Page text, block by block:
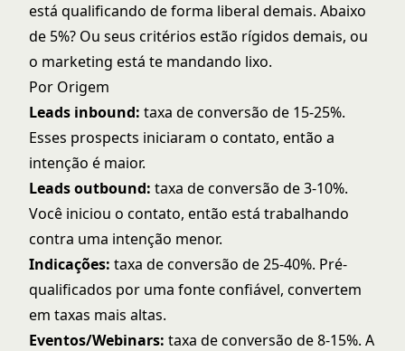
está qualificando de forma liberal demais. Abaixo
de 5%? Ou seus critérios estão rígidos demais, ou
o marketing está te mandando lixo.
Por Origem
Leads inbound: taxa de conversão de 15-25%.
Esses prospects iniciaram o contato, então a
intenção é maior.
Leads outbound: taxa de conversão de 3-10%.
Você iniciou o contato, então está trabalhando
contra uma intenção menor.
Indicações: taxa de conversão de 25-40%. Pré-
qualificados por uma fonte confiável, convertem
em taxas mais altas.
Eventos/Webinars: taxa de conversão de 8-15%. A